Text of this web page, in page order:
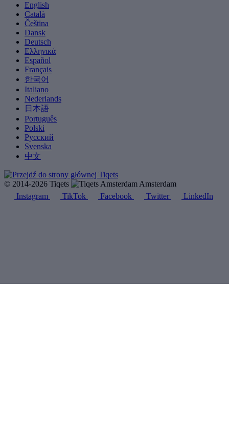
English
Català
Čeština
Dansk
Deutsch
Ελληνικά
Español
Français
한국어
Italiano
Nederlands
日本語
Português
Polski
Русский
Svenska
中文
© 2014-2026 Tiqets
Amsterdam
Instagram
TikTok Facebook Twitter LinkedIn